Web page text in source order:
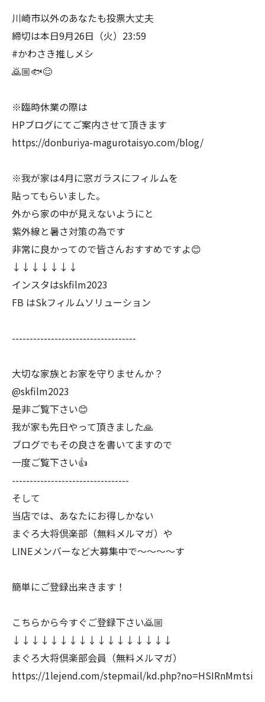
川崎市以外のあなたも投票大丈夫
締切は本日9月26日（火）23:59
#かわさき推しメシ
🙇🏼🐟😊
※臨時休業の際は
HPブログにてご案内させて頂きます
https://donburiya-magurotaisyo.com/blog/
※我が家は4月に窓ガラスにフィルムを
貼ってもらいました。
外から家の中が見えないようにと
紫外線と暑さ対策の為です
非常に良かってので皆さんおすすめですよ😊
↓↓↓↓↓↓↓
インスタはskfilm2023
FB はSkフィルムソリューション
-----------------------------------
大切な家族とお家を守りませんか？
@skfilm2023
是非ご覧下さい😊
我が家も先日やって頂きました🙏
ブログでもその良さを書いてますので
一度ご覧下さい👍
---------------------------------
そして
当店では、あなたにお得しかない
まぐろ大将倶楽部（無料メルマガ）や
LINEメンバーなど大募集中で〜〜〜〜す
簡単にご登録出来きます！
こちらから今すぐご登録下さい🙇🏼
↓↓↓↓↓↓↓↓↓↓↓↓↓↓↓↓↓
まぐろ大将倶楽部会員（無料メルマガ）
https://1lejend.com/stepmail/kd.php?no=HSIRnMmtsi